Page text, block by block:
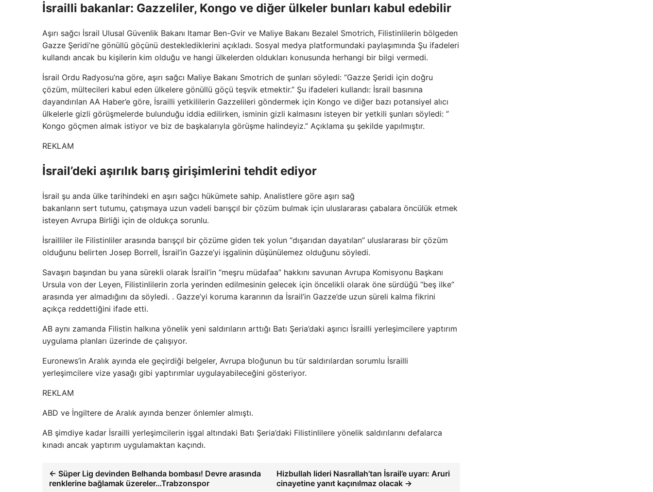
İsrailli bakanlar: Gazzeliler, Kongo ve diğer ülkeler bunları kabul edebilir
Aşırı sağcı İsrail Ulusal Güvenlik Bakanı Itamar Ben-Gvir ve Maliye Bakanı Bezalel Smotrich, Filistinlilerin bölgeden
Gazze Şeridi’ne gönüllü göçünü desteklediklerini açıkladı. Sosyal medya platformundaki paylaşımında Şu ifadeleri
kullandı ancak bu kişilerin kim olduğu ve hangi ülkelerden oldukları konusunda herhangi bir bilgi vermedi.
İsrail Ordu Radyosu’na göre, aşırı sağcı Maliye Bakanı Smotrich de şunları söyledi: “Gazze Şeridi için doğru
çözüm, mültecileri kabul eden ülkelere gönüllü göçü teşvik etmektir.” Şu ifadeleri kullandı: İsrail basınına
dayandırılan AA Haber’e göre, İsrailli yetkililerin Gazzelileri göndermek için Kongo ve diğer bazı potansiyel alıcı
ülkelerle gizli görüşmelerde bulunduğu iddia edilirken, isminin gizli kalmasını isteyen bir yetkili şunları söyledi: ”
Kongo göçmen almak istiyor ve biz de başkalarıyla görüşme halindeyiz.” Açıklama şu şekilde yapılmıştır.
REKLAM
İsrail’deki aşırılık barış girişimlerini tehdit ediyor
İsrail şu anda ülke tarihindeki en aşırı sağcı hükümete sahip. Analistlere göre aşırı sağ
bakanların sert tutumu, çatışmaya uzun vadeli barışçıl bir çözüm bulmak için uluslararası çabalara öncülük etmek
isteyen Avrupa Birliği için de oldukça sorunlu.
İsrailliler ile Filistinliler arasında barışçıl bir çözüme giden tek yolun “dışarıdan dayatılan” uluslararası bir çözüm
olduğunu belirten Josep Borrell, İsrail’in Gazze’yi işgalinin düşünülemez olduğunu söyledi.
Savaşın başından bu yana sürekli olarak İsrail’in “meşru müdafaa” hakkını savunan Avrupa Komisyonu Başkanı
Ursula von der Leyen, Filistinlilerin zorla yerinden edilmesinin gelecek için öncelikli olarak öne sürdüğü “beş ilke”
arasında yer almadığını da söyledi. . Gazze’yi koruma kararının da İsrail’in Gazze’de uzun süreli kalma fikrini
açıkça reddettiğini ifade etti.
AB aynı zamanda Filistin halkına yönelik yeni saldırıların arttığı Batı Şeria’daki aşırıcı İsrailli yerleşimcilere yaptırım
uygulama planları üzerinde de çalışıyor.
Euronews’in Aralık ayında ele geçirdiği belgeler, Avrupa bloğunun bu tür saldırılardan sorumlu İsrailli
yerleşimcilere vize yasağı gibi yaptırımlar uygulayabileceğini gösteriyor.
REKLAM
ABD ve İngiltere de Aralık ayında benzer önlemler almıştı.
AB şimdiye kadar İsrailli yerleşimcilerin işgal altındaki Batı Şeria’daki Filistinlilere yönelik saldırılarını defalarca
kınadı ancak yaptırım uygulamaktan kaçındı.
← Süper Lig devinden Belhanda bombası! Devre arasında
renklerine bağlamak üzereler…Trabzonspor
Hizbullah lideri Nasrallah’tan İsrail’e uyarı: Aruri
cinayetine yanıt kaçınılmaz olacak →